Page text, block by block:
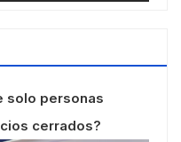
solo personas
cerrados?